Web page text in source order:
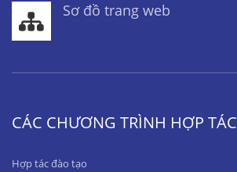
Sơ đồ trang web
CÁC CHƯƠNG TRÌNH HỢP TÁC
Hợp tác đào tạo